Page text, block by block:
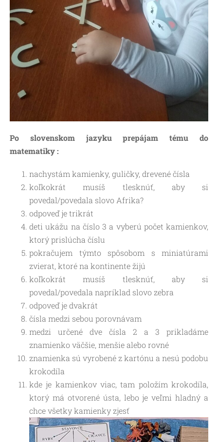
Po slovenskom jazyku prepájam tému do
matematiky :
nachystám kamienky, guličky, drevené čísla
koľkokrát musíš tlesknúť, aby si
povedal/povedala slovo Afrika?
odpoveď je trikrát
deti ukážu na číslo 3 a vyberú počet kamienkov,
ktorý prislúcha číslu
pokračujem týmto spôsobom s miniatúrami
zvierat, ktoré na kontinente žijú
koľkokrát musíš tlesknúť, aby si
povedal/povedala napríklad slovo zebra
odpoveď je dvakrát
čísla medzi sebou porovnávam
medzi určené dve čísla 2 a 3 prikladáme
znamienko väčšie, menšie alebo rovné
znamienka sú vyrobené z kartónu a nesú podobu
krokodíla
kde je kamienkov viac, tam položím krokodíla,
ktorý má otvorené ústa, lebo je veľmi hladný a
chce všetky kamienky zjesť